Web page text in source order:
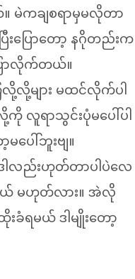
မဲကချစရာမှမလိုတာ
ပြောတော့ နဂိုတည်းက
ောလိုက်တယ်။
လို့များ မထင်လိုက်ပါ
ကို လူရာသွင်းပုံမပေါ်ပါ
ေါ်ဘူးဗျ။
ါလည်းဟုတ်တာပါပဲလေ
မဟုတ်လား။ အဲလို
ရမယ် ဒါမျိုးတော့